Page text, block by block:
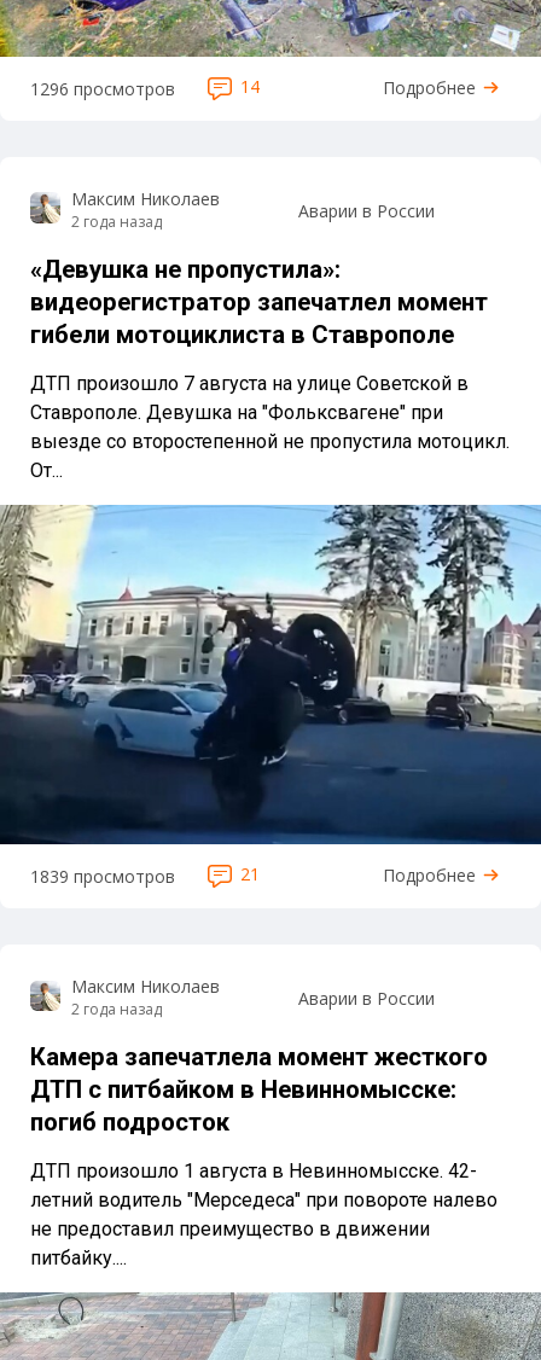
1296 просмотров 14 Подробнее
Максим Николаев
2 года назад Аварии в России
«Девушка не пропустила»:
видеорегистратор запечатлел момент
гибели мотоциклиста в Ставрополе
ДТП произошло 7 августа на улице Советской в
Ставрополе. Девушка на "Фольксвагене" при
выезде со второстепенной не пропустила мотоцикл.
От...
1839 просмотров 21 Подробнее
Максим Николаев
2 года назад Аварии в России
Камера запечатлела момент жесткого
ДТП с питбайком в Невинномысске:
погиб подросток
ДТП произошло 1 августа в Невинномысске. 42-
летний водитель "Мерседеса" при повороте налево
не предоставил преимущество в движении
питбайку....